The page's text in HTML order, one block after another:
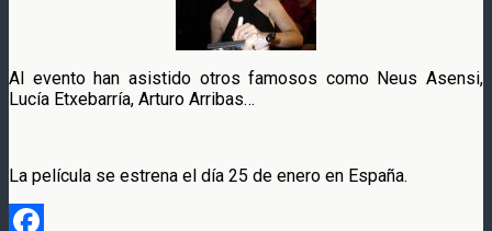
Al evento han asistido otros famosos como Neus Asensi,
Lucía Etxebarría, Arturo Arribas…
La película se estrena el día 25 de enero en España.